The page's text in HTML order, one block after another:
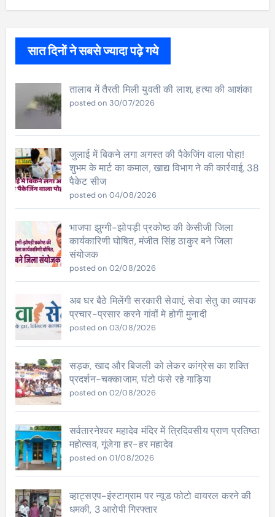
सात दिनों ने सबसे ज्यादा पढ़े गये
तालाब में तैरती मिली युवती की लाश, हत्या की आशंका
posted on 30/07/2026
जुलाई में बिकने लगा अगस्त की पैकेजिंग वाला पोहा!
शुभम के मार्ट का कमाल, खाद्य विभाग ने की कार्रवाई, 38
पैकेट सीज
posted on 04/08/2026
भाजपा झुग्गी-झोपड़ी प्रकोष्ठ की केसीजी जिला
कार्यकारिणी घोषित, मंजीत सिंह ठाकुर बने जिला
संयोजक
posted on 02/08/2026
अब घर बैठे मिलेंगी सरकारी सेवाएं, सेवा सेतु का व्यापक
प्रचार-प्रसार करने गांवों मे होगी मुनादी
posted on 03/08/2026
सड़क, खाद और बिजली को लेकर कांग्रेस का शक्ति
प्रदर्शन-चक्काजाम, घंटो फंसे रहे गाड़िया
posted on 02/08/2026
सर्वतारनेश्वर महादेव मंदिर में त्रिदिवसीय प्राण प्रतिष्ठा
महोत्सव, गूंजेगा हर-हर महादेव
posted on 01/08/2026
व्हाट्सएप-इंस्टाग्राम पर न्यूड फोटो वायरल करने की
धमकी, 3 आरोपी गिरफ्तार